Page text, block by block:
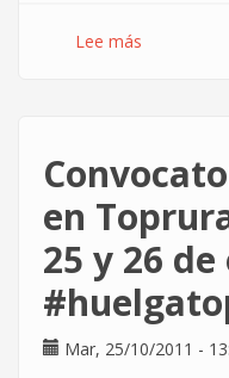
Lee más
26
octubre
en
Toprural
en
25 y 26
Mar, 25/10/2011 -